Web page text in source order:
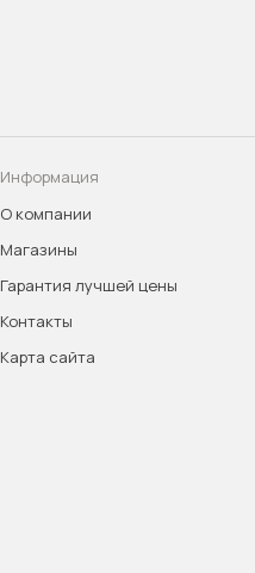
Информация
О компании
Магазины
Гарантия лучшей цены
Контакты
Карта сайта